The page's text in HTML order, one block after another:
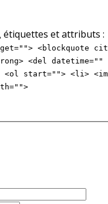
étiquettes et attributs :
<blockquote
<del
<ol start=""> <li>